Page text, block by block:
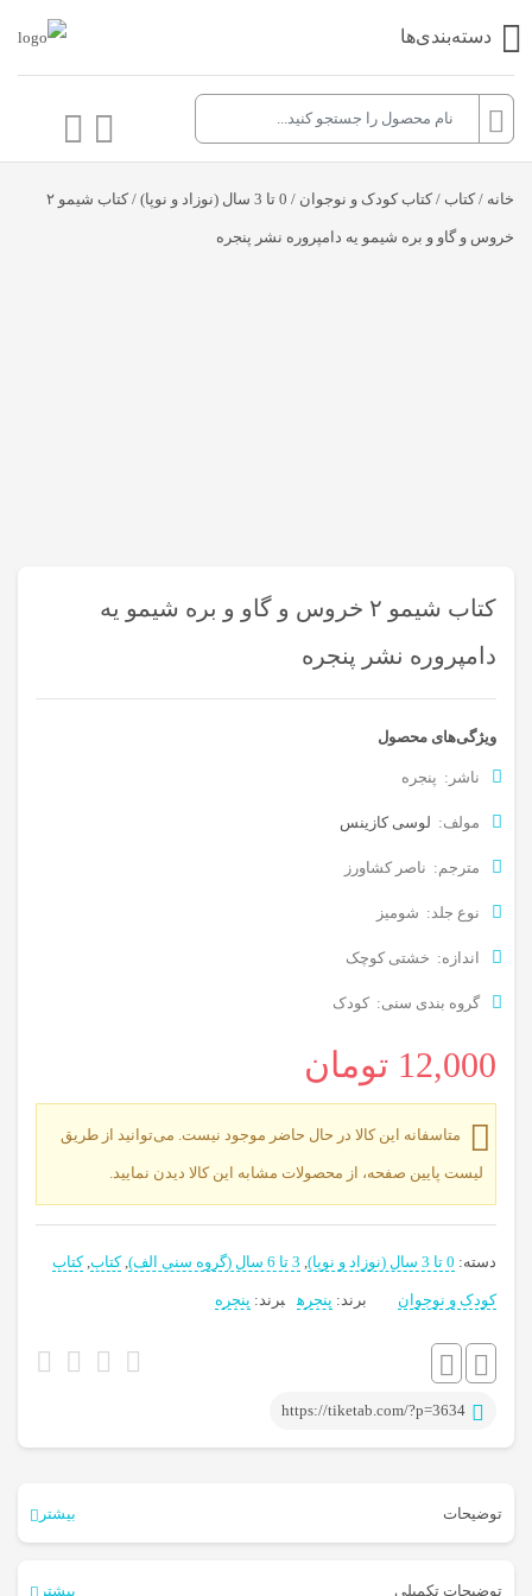
دسته‌بندی‌ها
خانه /کتاب /کتاب کودک و نوجوان / 0 تا 3 سال (نوزاد و نوپا) / کتاب شیمو ۲
خروس و گاو و بره شیمو یه دامپروره نشر پنجره
کتاب شیمو ۲ خروس و گاو و بره شیمو یه
دامپروره نشر پنجره
ویژگی‌های محصول
ناشر: پنجره
مولف: لوسی کازینس
مترجم: ناصر کشاورز
نوع جلد: شومیز
اندازه: خشتی کوچک
گروه بندی سنی: کودک
12,000 تومان
متاسفانه این کالا در حال حاضر موجود نیست. می‌توانید از طریق
لیست پایین صفحه، از محصولات مشابه این کالا دیدن نمایید.
دسته: 0 تا 3 سال (نوزاد و نوپا) , 3 تا 6 سال (گروه سنی الف) ,کتاب,کتاب
کودک و نوجوان
برند: پنجره برند: پنجره
https://tiketab.com/?p=3634
توضیحات بیشتر
توضیحات تکمیلی بیشتر